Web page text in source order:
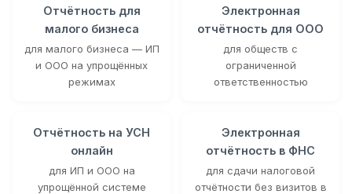
Отчётность для
малого бизнеса
для малого бизнеса — ИП
и ООО на упрощённых
режимах
Электронная
отчётность для ООО
для обществ с
ограниченной
ответственностью
Отчётность на УСН
онлайн
для ИП и ООО на
упрощённой системе
Электронная
отчётность в ФНС
для сдачи налоговой
отчётности без визитов в